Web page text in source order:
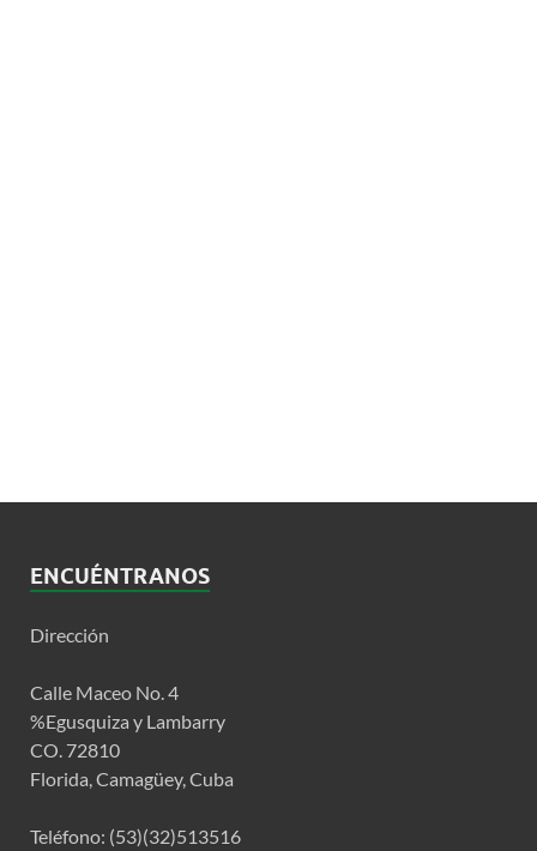
ENCUÉNTRANOS
Dirección
Calle Maceo No. 4
%Egusquiza y Lambarry
CO. 72810
Florida, Camagüey, Cuba
Teléfono: (53)(32)513516